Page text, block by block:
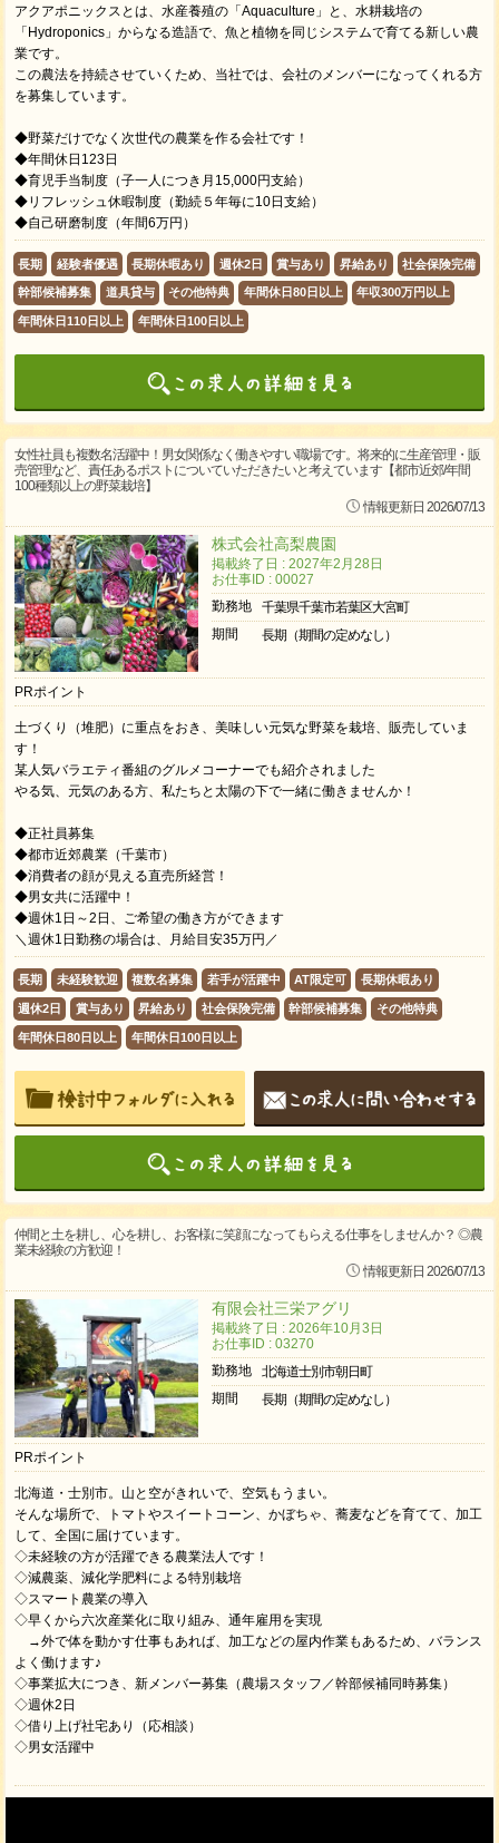
アクアポニックスとは、水産養殖の「Aquaculture」と、水耕栽培の
「Hydroponics」からなる造語で、魚と植物を同じシステムで育てる新しい農
業です。
この農法を持続させていくため、当社では、会社のメンバーになってくれる方
を募集しています。
◆野菜だけでなく次世代の農業を作る会社です！
◆年間休日123日
◆育児手当制度（子一人につき月15,000円支給）
◆リフレッシュ休暇制度（勤続５年毎に10日支給）
◆自己研磨制度（年間6万円）
長期 経験者優遇 長期休暇あり 週休2日 賞与あり 昇給あり 社会保険完備
幹部候補募集 道具貸与 その他特典 年間休日80日以上 年収300万円以上
年間休日110日以上 年間休日100日以上
女性社員も複数名活躍中！男女関係なく働きやすい職場です。将来的に生産管理・販
売管理など、責任あるポストについていただきたいと考えています【都市近郊/年間
100種類以上の野菜栽培】
情報更新日 2026/07/13
株式会社高梨農園
掲載終了日 : 2027年2月28日
お仕事ID : 00027
勤務地
千葉県千葉市若葉区大宮町
期間
長期（期間の定めなし）
PRポイント
土づくり（堆肥）に重点をおき、美味しい元気な野菜を栽培、販売していま
す！
某人気バラエティ番組のグルメコーナーでも紹介されました
やる気、元気のある方、私たちと太陽の下で一緒に働きませんか！
◆正社員募集
◆都市近郊農業（千葉市）
◆消費者の顔が見える直売所経営！
◆男女共に活躍中！
◆週休1日～2日、ご希望の働き方ができます
＼週休1日勤務の場合は、月給目安35万円／
長期 未経験歓迎 複数名募集 若手が活躍中 AT限定可 長期休暇あり
週休2日 賞与あり 昇給あり 社会保険完備 幹部候補募集 その他特典
年間休日80日以上 年間休日100日以上
仲間と土を耕し、心を耕し、お客様に笑顔になってもらえる仕事をしませんか？ ◎農
業未経験の方歓迎！
情報更新日 2026/07/13
有限会社三栄アグリ
掲載終了日 : 2026年10月3日
お仕事ID : 03270
勤務地
北海道士別市朝日町
期間
長期（期間の定めなし）
PRポイント
北海道・士別市。山と空がきれいで、空気もうまい。
そんな場所で、トマトやスイートコーン、かぼちゃ、蕎麦などを育てて、加工
して、全国に届けています。
◇未経験の方が活躍できる農業法人です！
◇減農薬、減化学肥料による特別栽培
◇スマート農業の導入
◇早くから六次産業化に取り組み、通年雇用を実現
→外で体を動かす仕事もあれば、加工などの屋内作業もあるため、バランス
よく働けます♪
◇事業拡大につき、新メンバー募集（農場スタッフ／幹部候補同時募集）
◇週休2日
◇借り上げ社宅あり（応相談）
◇男女活躍中